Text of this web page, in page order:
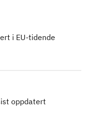
i EU-tidende
oppdatert